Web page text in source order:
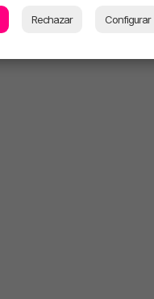
Rechazar Configurar